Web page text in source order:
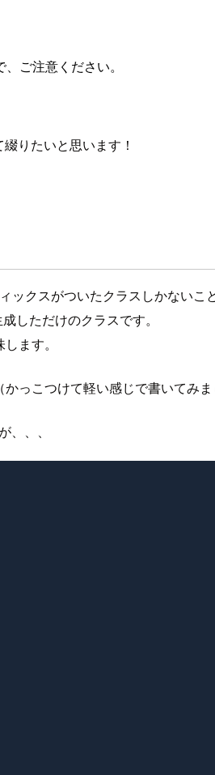
ご注意ください。
りたいと思います！
ックスがついたクラスしかないこ
しただけのクラスです。
ます。
っこつけて軽い感じで書いてみ
が、、、